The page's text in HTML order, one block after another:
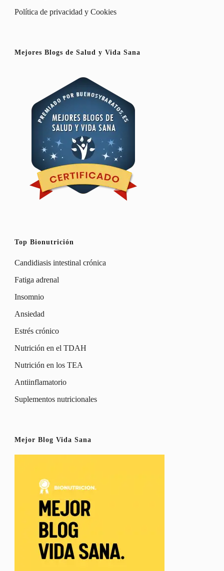
Política de privacidad y Cookies
Mejores Blogs de Salud y Vida Sana
Top Bionutrición
Candidiasis intestinal crónica
Fatiga adrenal
Insomnio
Ansiedad
Estrés crónico
Nutrición en el TDAH
Nutrición en los TEA
Antiinflamatorio
Suplementos nutricionales
Mejor Blog Vida Sana